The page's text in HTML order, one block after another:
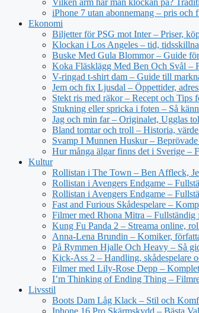
Vilken arm har man klockan på?
iPhone 7 utan abonnemang – pris och
Ekonomi
Biljetter för PSG mot Inter – Priser,
Klockan i Los Angeles – tid,
Buske Med Gula Blommor – Guide
Koka Fläsklägg Med Ben Och Svål –
V-ringad t-shirt dam – Guide till
Jem och fix Ljusdal – Öppettider,
Stekt ris med räkor – Recept och Tips
Stukning eller spricka i foten – Så
Jag och min far – Originalet, Ugglas
Bland tomtar och troll – Historia,
Svamp I Munnen Huskur –
Hur många älgar finns det i Sverige –
Kultur
Rollistan i The Town – Ben Affleck,
Rollistan i Avengers Endgame –
Rollistan i Avengers Endgame –
Fast and Furious Skådespelare –
Filmer med Rhona Mitra –
Kung Fu Panda 2 – Streama online,
Anna-Lena Brundin – Komiker,
På Rymmen Hjalle Och Heavy – Så
Kick-Ass 2 – Handling, skådespelare
Filmer med Lily-Rose Depp –
I’m Thinking of Ending Thing –
Livsstil
Boots Dam Låg Klack – Stil och
Iphone 16 Pro Skärmskydd – Bästa